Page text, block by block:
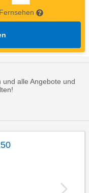
Fernsehen
alle Angebote und